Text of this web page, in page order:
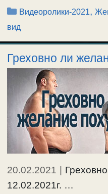
Рубрики
Видеоролики-2021,
вид
Греховно ли
20.02.2021
12.02.2021г. …